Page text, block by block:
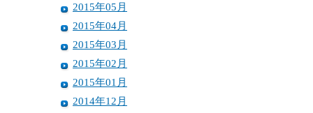
2015年05月
2015年04月
2015年03月
2015年02月
2015年01月
2014年12月